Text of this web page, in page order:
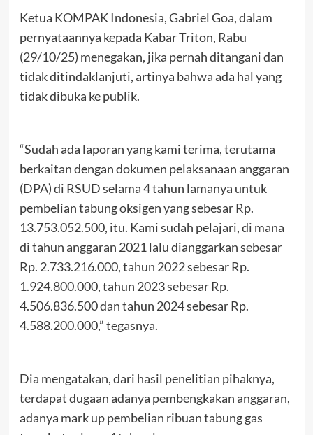
Ketua KOMPAK Indonesia, Gabriel Goa, dalam
pernyataannya kepada Kabar Triton, Rabu
(29/10/25) menegakan, jika pernah ditangani dan
tidak ditindaklanjuti, artinya bahwa ada hal yang
tidak dibuka ke publik.
“Sudah ada laporan yang kami terima, terutama
berkaitan dengan dokumen pelaksanaan anggaran
(DPA) di RSUD selama 4 tahun lamanya untuk
pembelian tabung oksigen yang sebesar Rp.
13.753.052.500, itu. Kami sudah pelajari, di mana
di tahun anggaran 2021 lalu dianggarkan sebesar
Rp. 2.733.216.000, tahun 2022 sebesar Rp.
1.924.800.000, tahun 2023 sebesar Rp.
4.506.836.500 dan tahun 2024 sebesar Rp.
4.588.200.000,” tegasnya.
Dia mengatakan, dari hasil penelitian pihaknya,
terdapat dugaan adanya pembengkakan anggaran,
adanya mark up pembelian ribuan tabung gas